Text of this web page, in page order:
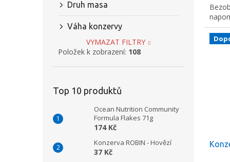
Druh masa
Váha konzervy
VYMAZAT FILTRY
Položek k zobrazení: 108
Top 10 produktů
Ocean Nutrition Community
Formula Flakes 71g
174 Kč
Konzerva ROBIN - Hovězí
37 Kč